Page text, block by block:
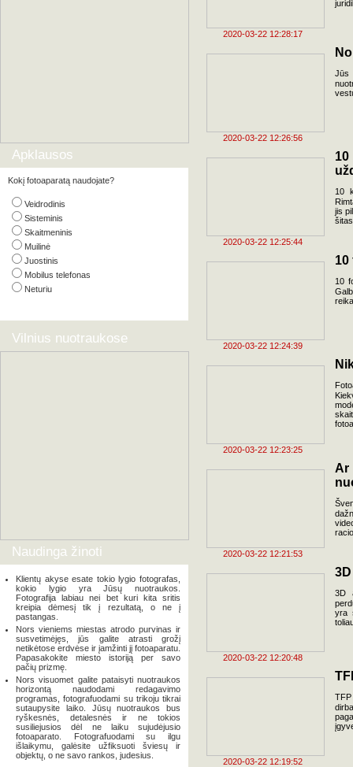
Apklausos
Kokį fotoaparatą naudojate?
Veidrodinis
Sisteminis
Skaitmeninis
Muilinė
Juostinis
Mobilus telefonas
Neturiu
Vilnius nuotraukose
Naudinga žinoti
Klientų akyse esate tokio lygio fotografas,
kokio lygio yra Jūsų nuotraukos.
Fotografija labiau nei bet kuri kita sritis
kreipia dėmesį tik į rezultatą, o ne į
pastangas.
Nors vieniems miestas atrodo purvinas ir
susvetimėjęs, jūs galite atrasti grožį
netikėtose erdvėse ir įamžinti jį fotoaparatu.
Papasakokite miesto istoriją per savo
pačių prizmę.
Nors visuomet galite pataisyti nuotraukos
horizontą naudodami redagavimo
programas, fotografuodami su trikoju tikrai
sutaupysite laiko. Jūsų nuotraukos bus
ryškesnės, detalesnės ir ne tokios
susiliejusios dėl ne laiku sujudėjusio
fotoaparato. Fotografuodami su ilgu
išlaikymu, galėsite užfiksuoti šviesų ir
objektų, o ne savo rankos, judesius.
2020-03-22 12:28:17
2020-03-22 12:26:56
Jūs
2020-03-22 12:25:44
10
jis
2020-03-22 12:24:39
10
2020-03-22 12:23:25
2020-03-22 12:21:53
Ar
2020-03-22 12:20:48
3D
yra
2020-03-22 12:19:52